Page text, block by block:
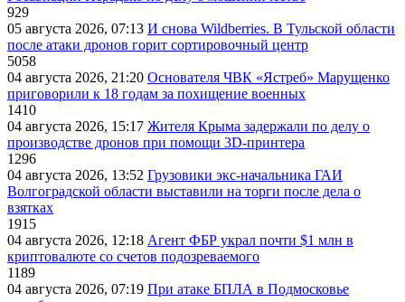
929
05 августа 2026, 07:13 И снова Wildberries. В Тульской области
после атаки дронов горит сортировочный центр
5058
04 августа 2026, 21:20 Основателя ЧВК «Ястреб» Марущенко
приговорили к 18 годам за похищение военных
1410
04 августа 2026, 15:17 Жителя Крыма задержали по делу о
производстве дронов при помощи 3D‑принтера
1296
04 августа 2026, 13:52 Грузовики экс-начальника ГАИ
Волгоградской области выставили на торги после дела о
взятках
1915
04 августа 2026, 12:18 Агент ФБР украл почти $1 млн в
криптовалюте со счетов подозреваемого
1189
04 августа 2026, 07:19 При атаке БПЛА в Подмосковье